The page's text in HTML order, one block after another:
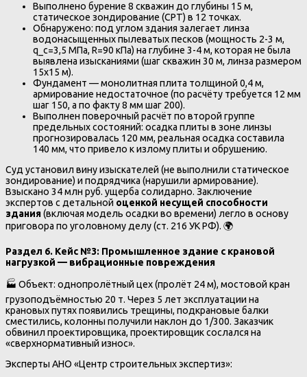
Выполнено бурение 8 скважин до глубины 15 м,
статическое зондирование (CPT) в 12 точках.
Обнаружено: под углом здания залегает линза
водонасыщенных пылеватых песков (мощность 2-3 м,
q_c=3,5 МПа, R=90 кПа) на глубине 3-4 м, которая не была
выявлена изысканиями (шаг скважин 30 м, линза размером
15х15 м).
Фундамент — монолитная плита толщиной 0,4 м,
армирование недостаточное (по расчёту требуется 12 мм
шаг 150, а по факту 8 мм шаг 200).
Выполнен поверочный расчёт по второй группе
предельных состояний: осадка плиты в зоне линзы
прогнозировалась 120 мм, реальная осадка составила
140 мм, что привело к излому плиты и обрушению.
Суд установил вину изыскателей (не выполнили статическое
зондирование) и подрядчика (нарушили армирование).
Взыскано 34 млн руб. ущерба солидарно. Заключение
экспертов с детальной оценкой несущей способности
здания(включая модель осадки во времени) легло в основу
приговора по уголовному делу (ст. 216 УК РФ). 🌍
Раздел 6. Кейс №3: Промышленное здание с крановой
нагрузкой — вибрационные повреждения
🏭 Объект: однопролётный цех (пролёт 24 м), мостовой кран
грузоподъёмностью 20 т. Через 5 лет эксплуатации на
крановых путях появились трещины, подкрановые балки
сместились, колонны получили наклон до 1/300. Заказчик
обвинил проектировщика, проектировщик сослался на
«сверхнормативный износ».
Эксперты АНО «Центр строительных экспертиз»: